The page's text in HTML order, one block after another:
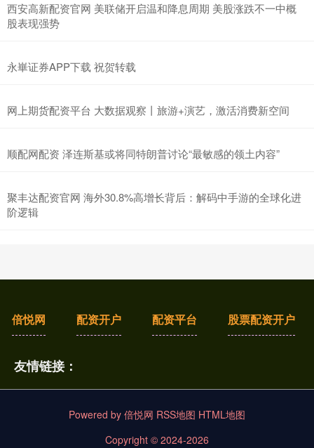
西安高新配资官网 美联储开启温和降息周期 美股涨跌不一中概
股表现强势
永崋证券APP下载 祝贺转载
网上期货配资平台 大数据观察丨旅游+演艺，激活消费新空间
顺配网配资 泽连斯基或将同特朗普讨论“最敏感的领土内容”
聚丰达配资官网 海外30.8%高增长背后：解码中手游的全球化进
阶逻辑
倍悦网 配资开户 配资平台 股票配资开户
友情链接：
Powered by 倍悦网 RSS地图 HTML地图
Copyright © 2024-2026